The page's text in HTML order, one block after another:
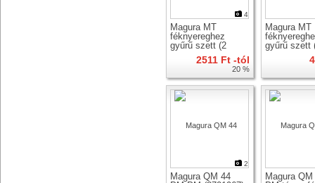
4
Magura MT
féknyereghez
gyűrű szett (2
dugattyús)2511 Ft -tól
20 %
Magura MT
gyűrű szett
2
Magura QM 44
Magura